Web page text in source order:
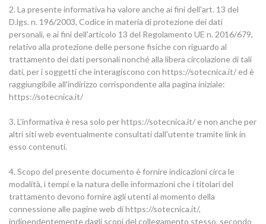
2. La presente informativa ha valore anche ai fini dell'art. 13 del
D.lgs. n. 196/2003, Codice in materia di protezione dei dati
personali, e ai fini dell'articolo 13 del Regolamento UE n. 2016/679,
relativo alla protezione delle persone fisiche con riguardo al
trattamento dei dati personali nonché alla libera circolazione di tali
dati, per i soggetti che interagiscono con https://sotecnica.it/ ed è
raggiungibile all'indirizzo corrispondente alla pagina iniziale:
https://sotecnica.it/
3. L'informativa è resa solo per https://sotecnica.it/ e non anche per
altri siti web eventualmente consultati dall'utente tramite link in
esso contenuti.
4. Scopo del presente documento è fornire indicazioni circa le
modalità, i tempi e la natura delle informazioni che i titolari del
trattamento devono fornire agli utenti al momento della
connessione alle pagine web di https://sotecnica.it/,
indipendentemente dagli scopi del collegamento stesso, secondo